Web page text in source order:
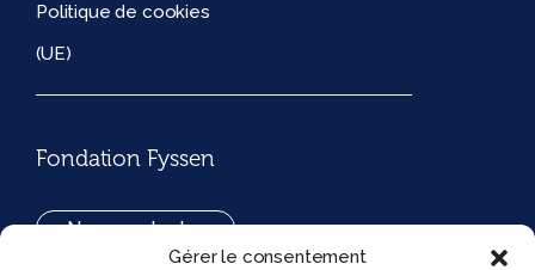
Gérer le consentement
Politique de cookies
(UE)
Fondation Fyssen
Nous contacter